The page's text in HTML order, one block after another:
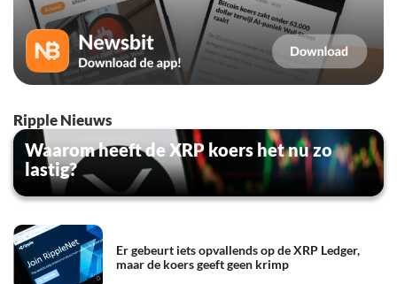
Ripple Nieuws
Waarom heeft de XRP koers het nu zo
lastig?
Er gebeurt iets opvallends op de XRP Ledger,
maar de koers geeft geen krimp